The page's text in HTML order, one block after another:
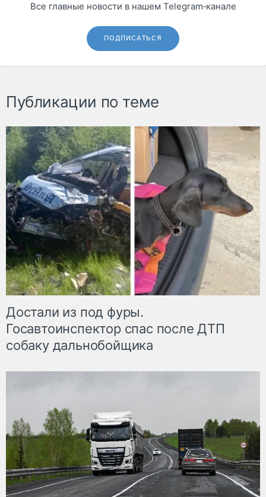
Все главные новости в нашем Telegram‑канале
ПОДПИСАТЬСЯ
Публикации по теме
Достали из под фуры.
Госавтоинспектор спас после ДТП
собаку дальнобойщика